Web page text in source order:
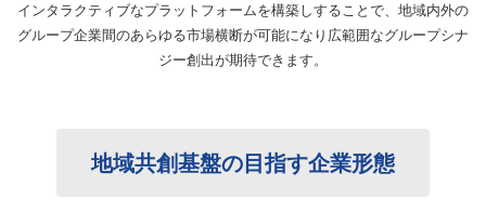
インタラクティブなプラットフォームを構築しすることで、地域内外の
グループ企業間のあらゆる市場横断が可能になり広範囲なグループシナ
ジー創出が期待できます。
地域共創基盤の目指す企業形態